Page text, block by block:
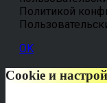
Политикой
OK
Cookie и